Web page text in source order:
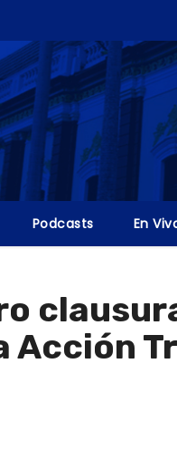
Podcasts En
Acción